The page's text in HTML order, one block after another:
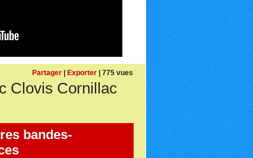
Partager | Exporter | 775 vues
Clovis Cornillac
bandes-